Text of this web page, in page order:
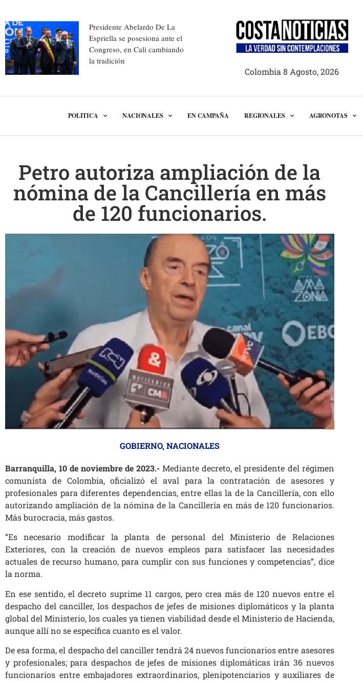
Presidente Abelardo De La
Espriella se posesiona ante el
Congreso, en Cali cambiando
la tradición
Colombia 8 Agosto, 2026
POLITICA NACIONALES EN CAMPAÑA REGIONALES AGRONOTAS
Petro autoriza ampliación de la
nómina de la Cancillería en más
de 120 funcionarios.
GOBIERNO,NACIONALES
Barranquilla, 10 de noviembre de 2023.- Mediante decreto, el presidente del régimen
comunista de Colombia, oficializó el aval para la contratación de asesores y
profesionales para diferentes dependencias, entre ellas la de la Cancillería, con ello
autorizando ampliación de la nómina de la Cancillería en más de 120 funcionarios.
Más burocracia, más gastos.
“Es necesario modificar la planta de personal del Ministerio de Relaciones
Exteriores, con la creación de nuevos empleos para satisfacer las necesidades
actuales de recurso humano, para cumplir con sus funciones y competencias”, dice
la norma.
En ese sentido, el decreto suprime 11 cargos, pero crea más de 120 nuevos entre el
despacho del canciller, los despachos de jefes de misiones diplomáticos y la planta
global del Ministerio, los cuales ya tienen viabilidad desde el Ministerio de Hacienda,
aunque allí no se específica cuanto es el valor.
De esa forma, el despacho del canciller tendrá 24 nuevos funcionarios entre asesores
y profesionales; para despachos de jefes de misiones diplomáticas irán 36 nuevos
funcionarios entre embajadores extraordinarios, plenipotenciarios y auxiliares de